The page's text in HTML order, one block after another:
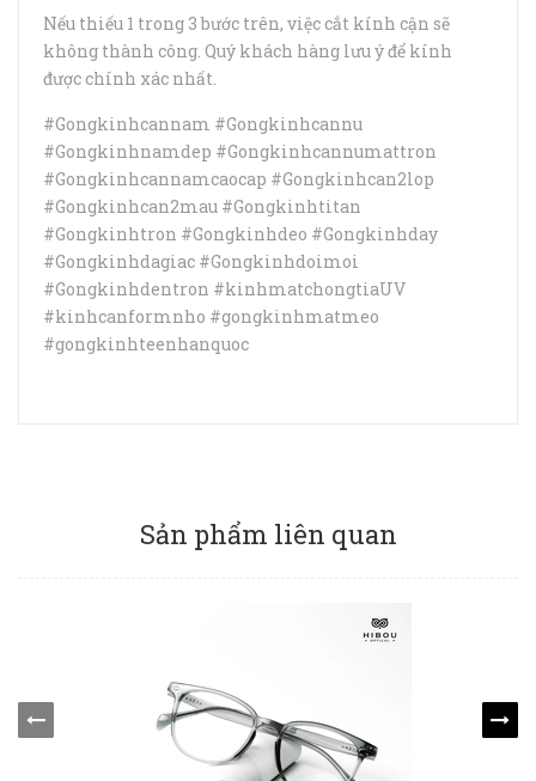
Nếu thiếu 1 trong 3 bước trên, việc cắt kính cận sẽ
không thành công. Quý khách hàng lưu ý để kính
được chính xác nhất.
#Gongkinhcannam #Gongkinhcannu
#Gongkinhnamdep #Gongkinhcannumattron
#Gongkinhcannamcaocap #Gongkinhcan2lop
#Gongkinhcan2mau #Gongkinhtitan
#Gongkinhtron #Gongkinhdeo #Gongkinhday
#Gongkinhdagiac #Gongkinhdoimoi
#Gongkinhdentron #kinhmatchongtiaUV
#kinhcanformnho #gongkinhmatmeo
#gongkinhteenhanquoc
Sản phẩm liên quan